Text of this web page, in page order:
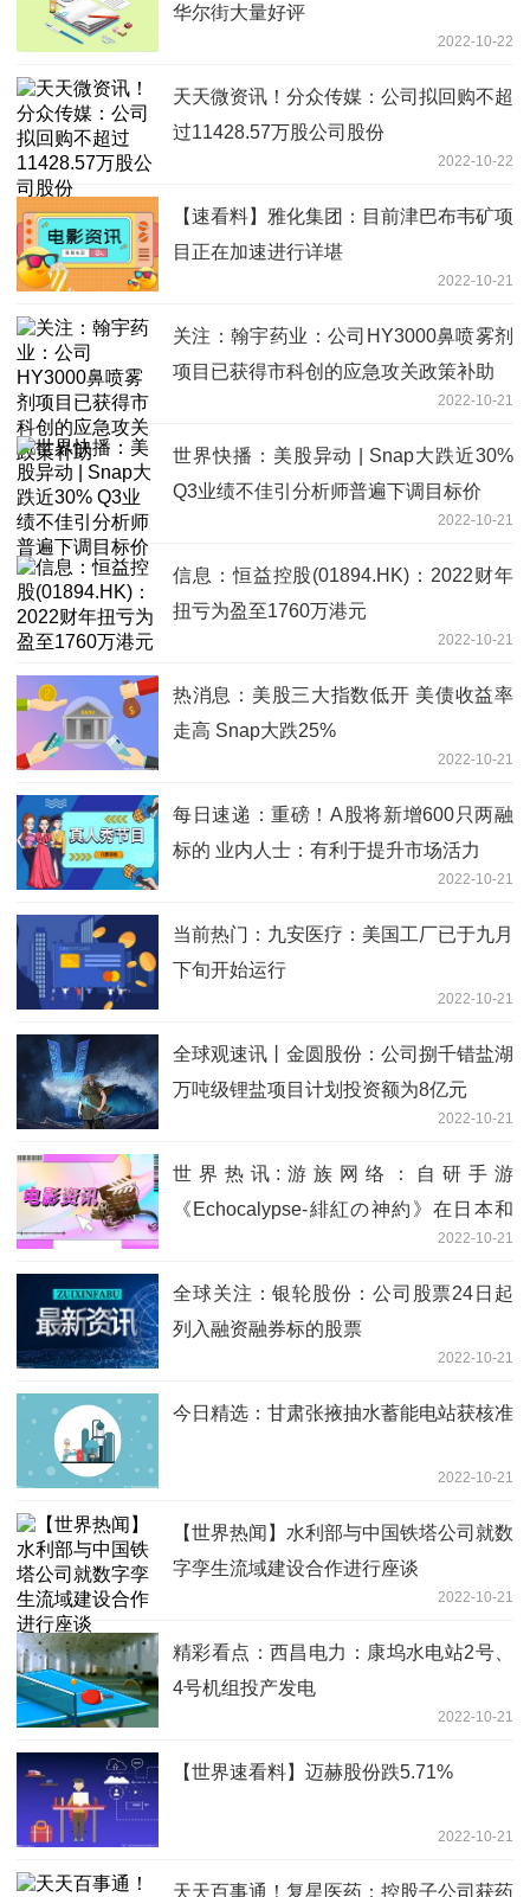
华尔街大量好评
2022-10-22
天天微资讯！分众传媒：公司拟回购不超
过11428.57万股公司股份
2022-10-22
【速看料】雅化集团：目前津巴布韦矿项
目正在加速进行详堪
2022-10-21
关注：翰宇药业：公司HY3000鼻喷雾剂
项目已获得市科创的应急攻关政策补助
2022-10-21
世界快播：美股异动 | Snap大跌近30%
Q3业绩不佳引分析师普遍下调目标价
2022-10-21
信息：恒益控股(01894.HK)：2022财年
扭亏为盈至1760万港元
2022-10-21
热消息：美股三大指数低开 美债收益率
走高 Snap大跌25%
2022-10-21
每日速递：重磅！A股将新增600只两融
标的 业内人士：有利于提升市场活力
2022-10-21
当前热门：九安医疗：美国工厂已于九月
下旬开始运行
2022-10-21
全球观速讯丨金圆股份：公司捌千错盐湖
万吨级锂盐项目计划投资额为8亿元
2022-10-21
世界热讯:游族网络：自研手游
《Echocalypse-緋紅の神約》在日本和
2022-10-21
全球关注：银轮股份：公司股票24日起
列入融资融券标的股票
2022-10-21
今日精选：甘肃张掖抽水蓄能电站获核准
2022-10-21
【世界热闻】水利部与中国铁塔公司就数
字孪生流域建设合作进行座谈
2022-10-21
精彩看点：西昌电力：康坞水电站2号、
4号机组投产发电
2022-10-21
【世界速看料】迈赫股份跌5.71%
2022-10-21
天天百事通！复星医药：控股子公司获药